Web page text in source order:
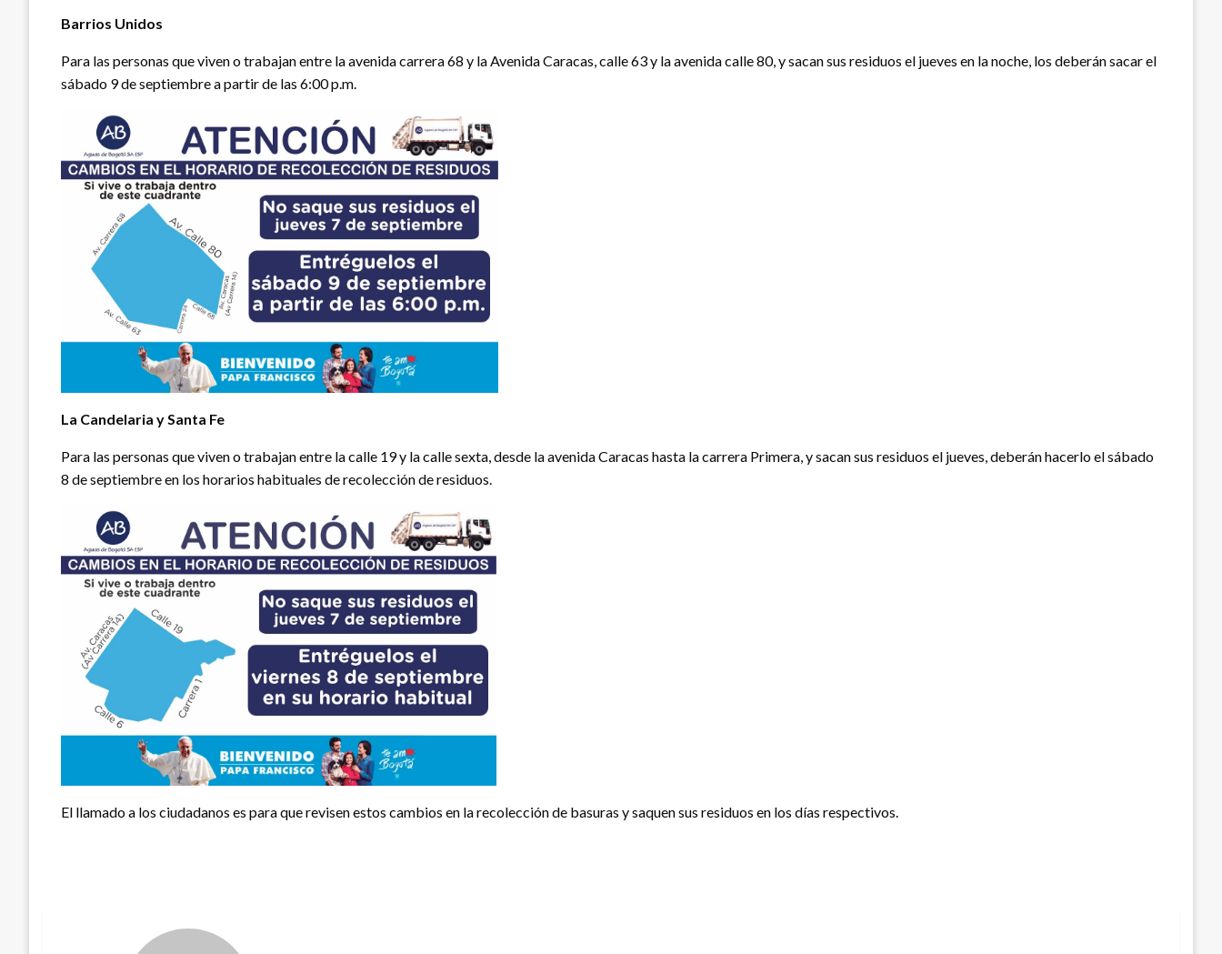
Barrios Unidos
Para las personas que viven o trabajan entre la avenida carrera 68 y la Avenida Caracas, calle 63 y la avenida calle 80, y sacan sus residuos el jueves en la noche, los deberán sacar el
sábado 9 de septiembre a partir de las 6:00 p.m.
La Candelaria y Santa Fe
Para las personas que viven o trabajan entre la calle 19 y la calle sexta, desde la avenida Caracas hasta la carrera Primera, y sacan sus residuos el jueves, deberán hacerlo el sábado
8 de septiembre en los horarios habituales de recolección de residuos.
El llamado a los ciudadanos es para que revisen estos cambios en la recolección de basuras y saquen sus residuos en los días respectivos.